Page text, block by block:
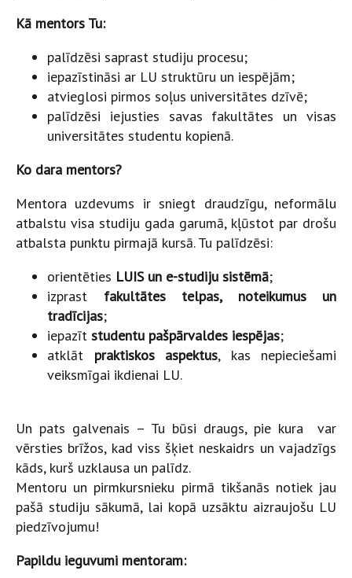
Kā mentors Tu:
palīdzēsi saprast studiju procesu;
iepazīstināsi ar LU struktūru un iespējām;
atvieglosi pirmos soļus universitātes dzīvē;
palīdzēsi iejusties savas fakultātes un visas
universitātes studentu kopienā.
Ko dara mentors?
Mentora uzdevums ir sniegt draudzīgu, neformālu
atbalstu visa studiju gada garumā, kļūstot par drošu
atbalsta punktu pirmajā kursā. Tu palīdzēsi:
orientēties LUIS un e-studiju sistēmā;
izprast fakultātes telpas, noteikumus un
tradīcijas;
iepazīt studentu pašpārvaldes iespējas;
atklāt praktiskos aspektus, kas nepieciešami
veiksmīgai ikdienai LU.
Un pats galvenais – Tu būsi draugs, pie kura var
vērsties brīžos, kad viss šķiet neskaidrs un vajadzīgs
kāds, kurš uzklausa un palīdz.
Mentoru un pirmkursnieku pirmā tikšanās notiek jau
pašā studiju sākumā, lai kopā uzsāktu aizraujošu LU
piedzīvojumu!
Papildu ieguvumi mentoram: